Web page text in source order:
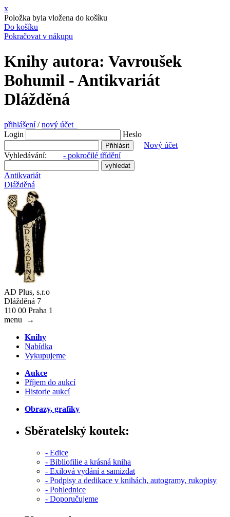
x
Položka byla vložena do košíku
Do košíku
Pokračovat v nákupu
Knihy autora: Vavroušek
Bohumil - Antikvariát
Dlážděná
přihlášení/nový účet
Login
Heslo
Nový účet
Vyhledávání: - pokročilé třídění
Antikvariát
Dlážděná
AD Plus, s.r.o
Dlážděná 7
110 00 Praha 1
menu
→
Knihy
Nabídka
Vykupujeme
Aukce
Příjem do aukcí
Historie aukcí
Obrazy, grafiky
Sběratelský koutek:
- Edice
- Bibliofilie a krásná kniha
- Exilová vydání a samizdat
- Podpisy a dedikace v knihách, autogramy, rukopisy
- Pohlednice
- Doporučujeme